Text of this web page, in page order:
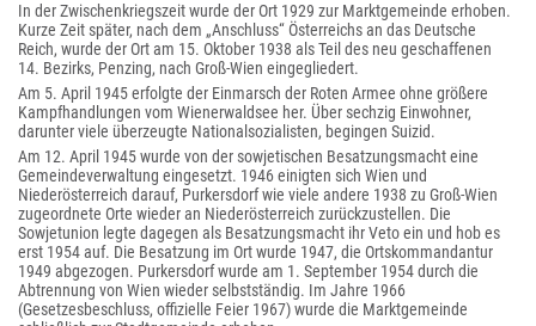
In der Zwischenkriegszeit wurde der Ort 1929 zur Marktgemeinde erhoben.
Kurze Zeit später, nach dem „Anschluss“ Österreichs an das Deutsche
Reich, wurde der Ort am 15. Oktober 1938 als Teil des neu geschaffenen
14. Bezirks, Penzing, nach Groß-Wien eingegliedert.
Am 5. April 1945 erfolgte der Einmarsch der Roten Armee ohne größere
Kampfhandlungen vom Wienerwaldsee her. Über sechzig Einwohner,
darunter viele überzeugte Nationalsozialisten, begingen Suizid.
Am 12. April 1945 wurde von der sowjetischen Besatzungsmacht eine
Gemeindeverwaltung eingesetzt. 1946 einigten sich Wien und
Niederösterreich darauf, Purkersdorf wie viele andere 1938 zu Groß-Wien
zugeordnete Orte wieder an Niederösterreich zurückzustellen. Die
Sowjetunion legte dagegen als Besatzungsmacht ihr Veto ein und hob es
erst 1954 auf. Die Besatzung im Ort wurde 1947, die Ortskommandantur
1949 abgezogen. Purkersdorf wurde am 1. September 1954 durch die
Abtrennung von Wien wieder selbstständig. Im Jahre 1966
(Gesetzesbeschluss, offizielle Feier 1967) wurde die Marktgemeinde